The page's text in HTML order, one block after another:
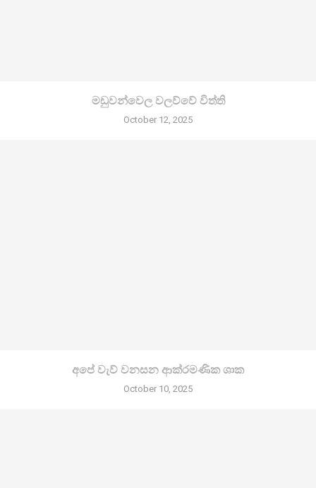
මඩුවන්වෙල වලව්වේ විත්ති
October 12, 2025
අපේ වැව් වනසන ආක්රමණික ශාක
October 10, 2025